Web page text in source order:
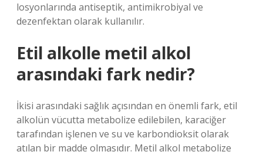
losyonlarında antiseptik, antimikrobiyal ve
dezenfektan olarak kullanılır.
Etil alkolle metil alkol
arasındaki fark nedir?
İkisi arasındaki sağlık açısından en önemli fark, etil
alkolün vücutta metabolize edilebilen, karaciğer
tarafından işlenen ve su ve karbondioksit olarak
atılan bir madde olmasıdır. Metil alkol metabolize